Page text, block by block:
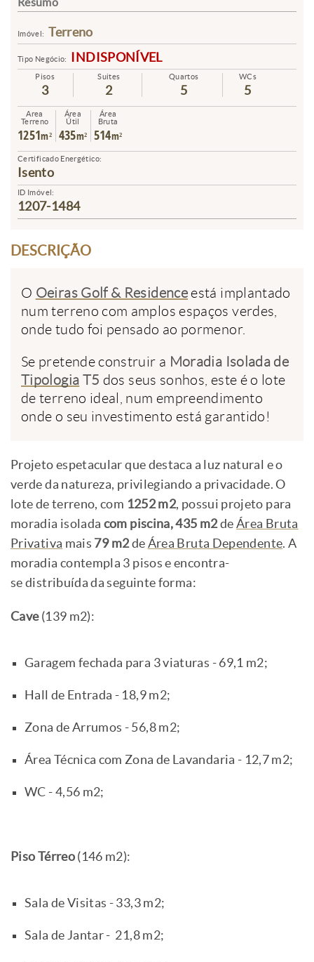
Resumo
Imóvel: Terreno
Tipo Negócio: INDISPONÍVEL
Pisos
3
Suites
2
Quartos
5
WCs
5
Area
Terreno
1251m²
Área
Útil
435m²
Área
Bruta
514m²
Certificado Energético:
Isento
ID Imóvel:
1207-1484
DESCRIÇÃO
O Oeiras Golf & Residenceestá implantado
num terreno com amplos espaços verdes,
onde tudo foi pensado ao pormenor.
Se pretende construir a Moradia Isolada de
Tipologia T5 dos seus sonhos, este é o lote
de terreno ideal, num empreendimento
onde o seu investimento está garantido!
Projeto espetacular que destaca a luz natural e o
verde da natureza, privilegiando a privacidade. O
lote de terreno, com 1252 m2, possui projeto para
moradia isolada com piscina,435 m2deÁrea Bruta
Privativa mais 79 m2de Área Bruta Dependente. A
moradia contempla 3 pisos e encontra-
se distribuída da seguinte forma:
Cave (139 m2):
Garagem fechada para 3 viaturas - 69,1 m2;
Hall de Entrada - 18,9 m2;
Zona de Arrumos - 56,8 m2;
Área Técnica com Zona de Lavandaria - 12,7 m2;
WC - 4,56 m2;
Piso Térreo(146 m2):
Sala de Visitas - 33,3 m2;
Sala de Jantar - 21,8 m2;